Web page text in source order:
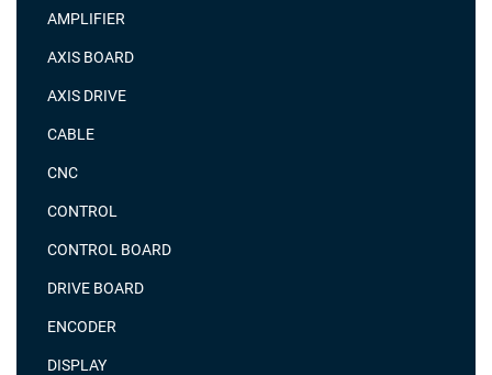
AMPLIFIER
AXIS BOARD
AXIS DRIVE
CABLE
CNC
CONTROL
CONTROL BOARD
DRIVE BOARD
ENCODER
DISPLAY